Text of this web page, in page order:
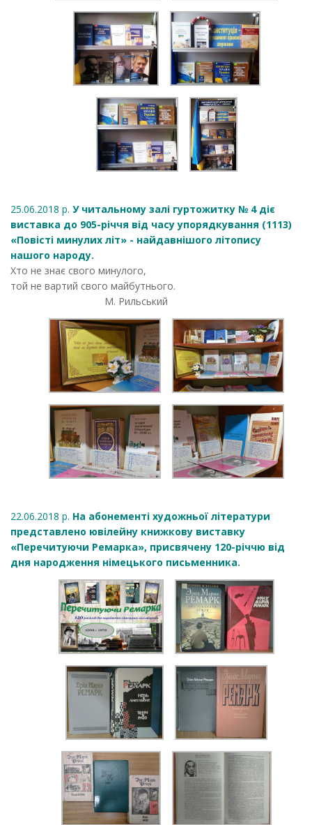
25.06.2018 р. У читальному залі гуртожитку № 4 діє
виставка до 905-річчя від часу упорядкування (1113)
«Повісті минулих літ» - найдавнішого літопису
нашого народу.
Хто не знає свого минулого,
той не вартий свого майбутнього.
М. Рильський
22.06.2018 р. На абонементі художньої літератури
представлено ювілейну книжкову виставку
«Перечитуючи Ремарка», присвячену 120-річчю від
дня народження німецького письменника.